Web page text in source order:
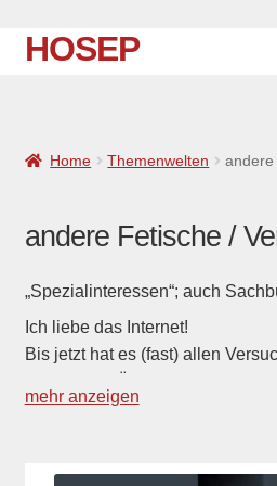
Zur
Zum
HOSEP
Neuigkeiten
Verwandlung
Science-Fiction
Home Themenwelten andere
andere Fetische /
„Spezialinteressen“; auch
Ich liebe das Internet!
Bis jetzt hat es (fast) allen
wie vor ein Tummelplatz für
mehr anzeigen